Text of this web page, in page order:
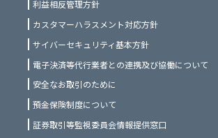
利益相反管理方針
カスタマーハラスメント対応方針
サイバーセキュリティ基本方針
電子決済等代行業者との連携及び協働について
安全なお取引のために
預金保険制度について
証券取引等監視委員会情報提供窓口